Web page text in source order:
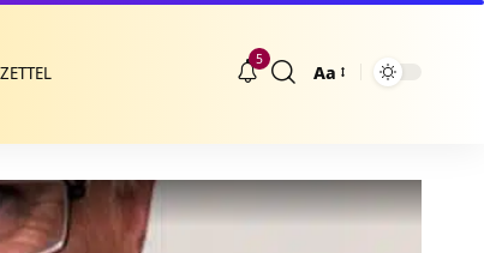
5
Größenänderung
Aa